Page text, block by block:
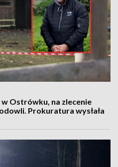
w Ostrówku, na zlecenie
Prokuratura wysłała